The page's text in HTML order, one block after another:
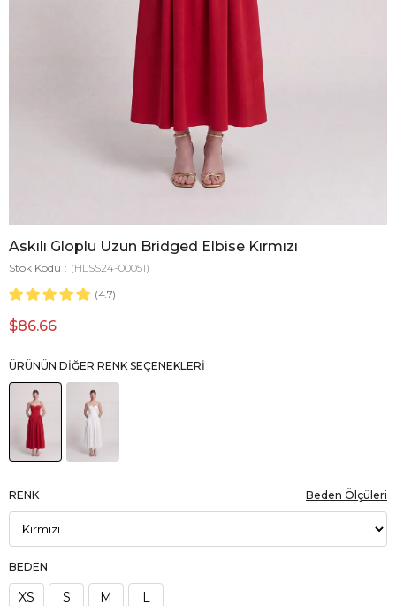
Askılı Gloplu Uzun Bridged Elbise Kırmızı
Stok Kodu
(HLSS24-00051)
4.7
$86.66
ÜRÜNÜN DIĞER RENK SEÇENEKLERI
RENK
BEDEN
XS S M L
Beden Ölçüleri